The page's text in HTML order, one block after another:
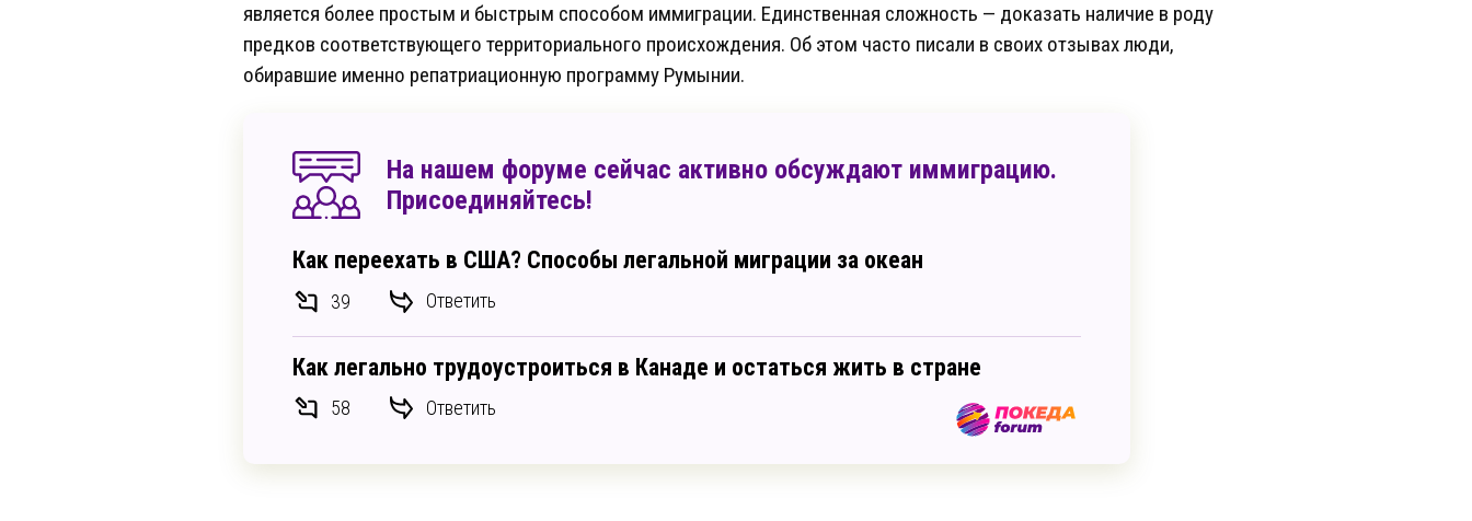
является более простым и быстрым способом иммиграции. Единственная сложность — доказать наличие в роду
предков соответствующего территориального происхождения. Об этом часто писали в своих отзывах люди,
обиравшие именно репатриационную программу Румынии.
На нашем форуме сейчас активно обсуждают иммиграцию.
Присоединяйтесь!
Как переехать в США? Способы легальной миграции за океан
39 Ответить
Как легально трудоустроиться в Канаде и остаться жить в стране
58 Ответить